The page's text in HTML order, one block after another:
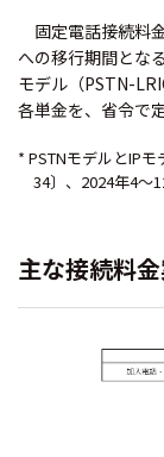
固定電話接続料
への移行期間とな
モデル（PSTN-
各単金を、省令で
* PSTNモデルとIP
34〕、2024年4～
主な接続料